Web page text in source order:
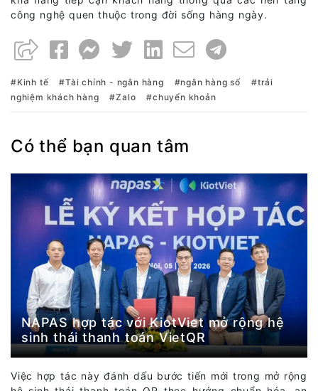
công nghệ quen thuộc trong đời sống hàng ngày.
Kinh tế Tài chính - ngân hàng ngân hàng số
trải
nghiệm khách hàng
Zalo chuyển khoản
Có thể bạn quan tâm
NAPAS hợp tác với KiotViet mở rộng hệ
sinh thái thanh toán VietQR
Việc hợp tác này đánh dấu bước tiến mới trong mở rộng